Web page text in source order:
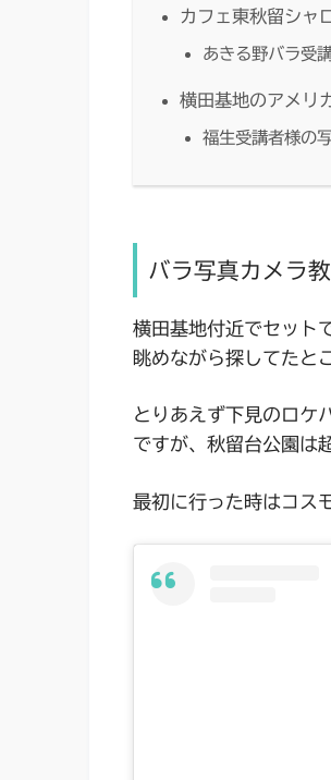
カフェ東秋留シャ
あきる野バラ受
横田基地のアメリ
福生受講者様の
バラ写真カメラ
横田基地付近でセッ
眺めながら探してたと
とりあえず下見のロケ
ですが、秋留台公園は
最初に行った時はコス